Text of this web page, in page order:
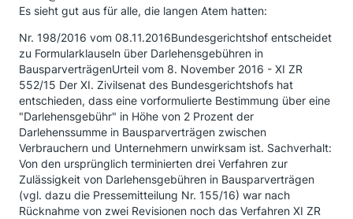
Es sieht gut aus für alle, die langen Atem hatten:
Nr. 198/2016 vom 08.11.2016Bundesgerichtshof entscheidet
zu Formularklauseln über Darlehensgebühren in
BausparverträgenUrteil vom 8. November 2016 - XI ZR
552/15 Der XI. Zivilsenat des Bundesgerichtshofs hat
entschieden, dass eine vorformulierte Bestimmung über eine
"Darlehensgebühr" in Höhe von 2 Prozent der
Darlehenssumme in Bausparverträgen zwischen
Verbrauchern und Unternehmern unwirksam ist. Sachverhalt:
Von den ursprünglich terminierten drei Verfahren zur
Zulässigkeit von Darlehensgebühren in Bausparverträgen
(vgl. dazu die Pressemitteilung Nr. 155/16) war nach
Rücknahme von zwei Revisionen noch das Verfahren XI ZR